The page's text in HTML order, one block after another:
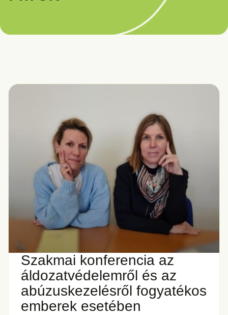
Szakmai konferencia az
áldozatvédelemről és az
abúzuskezelésről fogyatékos
emberek esetében